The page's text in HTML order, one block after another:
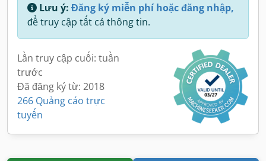
Lưu ý: Đăng ký miễn phí hoặc đăng nhập,
để truy cập tất cả thông tin.
Lần truy cập cuối: tuần
trước
Đã đăng ký từ: 2018
266 Quảng cáo trực
tuyến